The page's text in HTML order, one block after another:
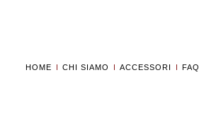
HOME CHI SIAMO ACCESSORI FAQ